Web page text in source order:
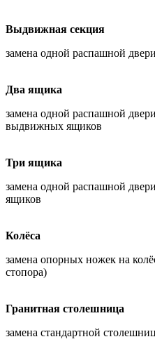
Выдвижная секция
замена одной распашной
Два ящика
замена одной распашной
выдвижных ящиков
Три ящика
замена одной распашной
ящиков
Колёса
замена опорных ножек на
стопора)
Гранитная столешница
замена стандартной